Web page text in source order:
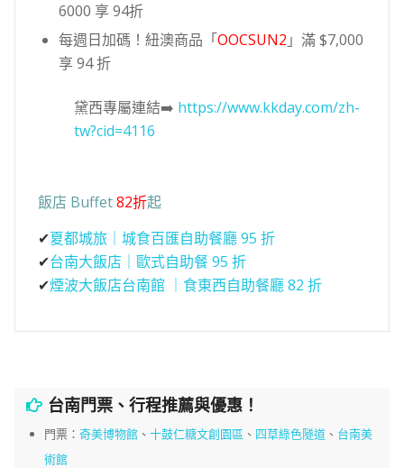
6000 享 94折
每週日加碼！紐澳商品「OOCSUN2 」滿 $7,000
享 94 折
黛西專屬連結➡️ https://www.kkday.com/zh-
tw?cid=4116
飯店 Buffet82折起
✔夏都城旅｜城食百匯自助餐廳 95 折
✔台南大飯店｜歐式自助餐 95 折
✔煙波大飯店台南館 ｜食東西自助餐廳 82 折
台南門票、行程推薦與優惠！
門票： 奇美博物館、 十鼓仁糖文創園區 、 四草綠色隧道、 台南美
術館